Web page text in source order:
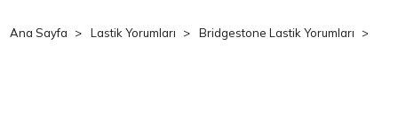
Ana Sayfa Lastik Yorumları Bridgestone Lastik Yorumları